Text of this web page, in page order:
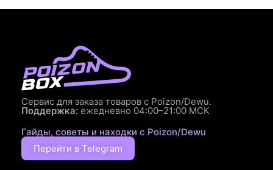
Сервис для заказа товаров с Poizon/Dewu.
Поддержка: ежедневно 04:00–21:00 МСК
Гайды, советы и находки с Poizon/Dewu
Перейти в Telegram